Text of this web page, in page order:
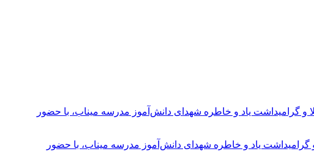
یاد و خاطره شهدای دانش‌آموز مدرسه میناب، با حضور